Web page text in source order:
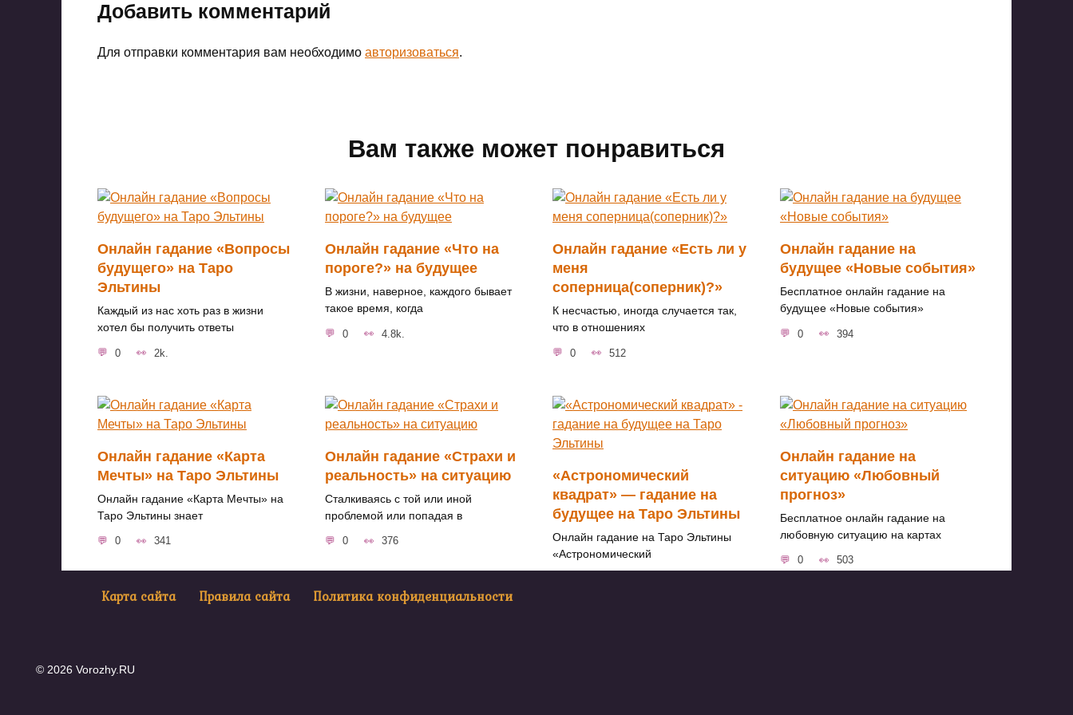
Добавить комментарий
Для отправки комментария вам необходимо авторизоваться.
Вам также может понравиться
Онлайн гадание «Вопросы
будущего» на Таро
Эльтины
Каждый из нас хоть раз в жизни
хотел бы получить ответы
0 2k.
Онлайн гадание «Что на
пороге?» на будущее
В жизни, наверное, каждого бывает
такое время, когда
0 4.8k.
Онлайн гадание «Есть ли у
меня
соперница(соперник)?»
К несчастью, иногда случается так,
что в отношениях
0 512
Онлайн гадание на
будущее «Новые события»
Бесплатное онлайн гадание на
будущее «Новые события»
0 394
Онлайн гадание «Карта
Мечты» на Таро Эльтины
Онлайн гадание «Карта Мечты» на
Таро Эльтины знает
0 341
Онлайн гадание «Страхи и
реальность» на ситуацию
Сталкиваясь с той или иной
проблемой или попадая в
0 376
«Астрономический
квадрат» — гадание на
будущее на Таро Эльтины
Онлайн гадание на Таро Эльтины
«Астрономический
Онлайн гадание на
ситуацию «Любовный
прогноз»
Бесплатное онлайн гадание на
любовную ситуацию на картах
0 503
Карта сайта Правила сайта Политика конфиденциальности
© 2026 Vorozhy.RU